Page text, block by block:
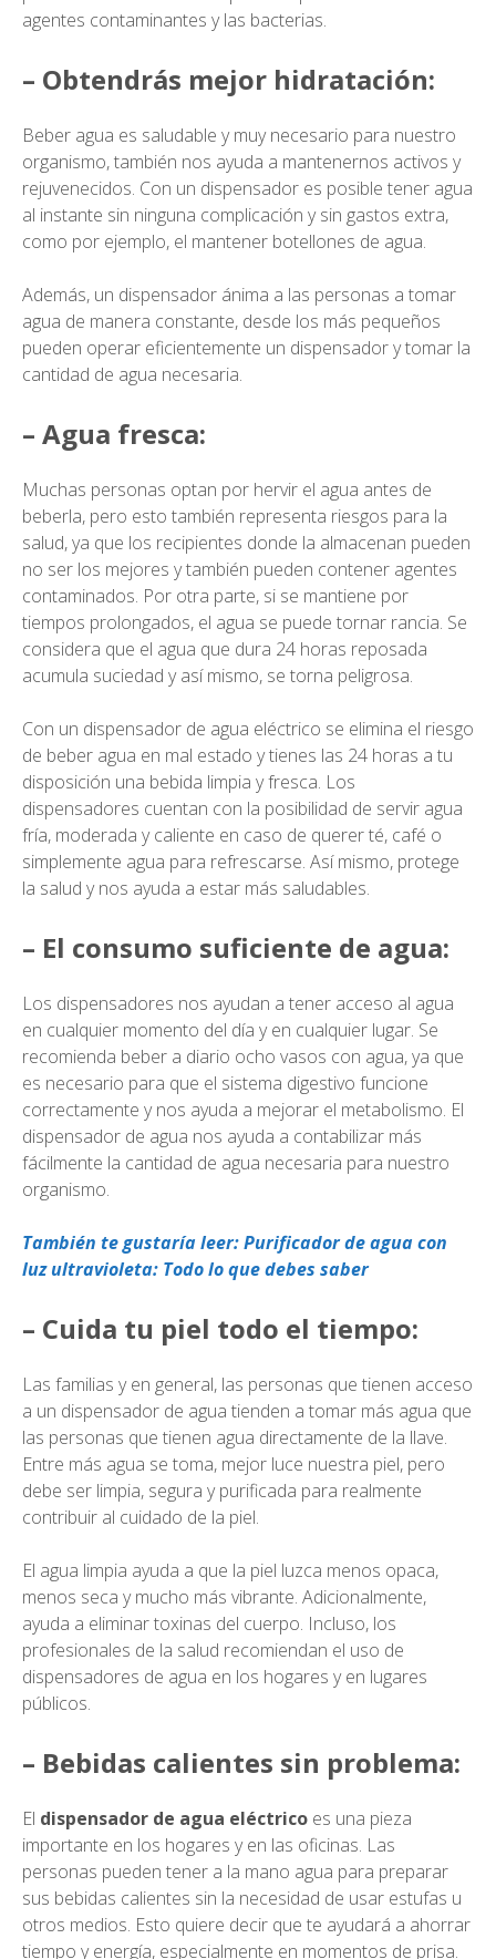
agentes contaminantes y las bacterias.
– Obtendrás mejor hidratación:
Beber agua es saludable y muy necesario para nuestro
organismo, también nos ayuda a mantenernos activos y
rejuvenecidos. Con un dispensador es posible tener agua
al instante sin ninguna complicación y sin gastos extra,
como por ejemplo, el mantener botellones de agua.
Además, un dispensador ánima a las personas a tomar
agua de manera constante, desde los más pequeños
pueden operar eficientemente un dispensador y tomar la
cantidad de agua necesaria.
– Agua fresca:
Muchas personas optan por hervir el agua antes de
beberla, pero esto también representa riesgos para la
salud, ya que los recipientes donde la almacenan pueden
no ser los mejores y también pueden contener agentes
contaminados. Por otra parte, si se mantiene por
tiempos prolongados, el agua se puede tornar rancia. Se
considera que el agua que dura 24 horas reposada
acumula suciedad y así mismo, se torna peligrosa.
Con un dispensador de agua eléctrico se elimina el riesgo
de beber agua en mal estado y tienes las 24 horas a tu
disposición una bebida limpia y fresca. Los
dispensadores cuentan con la posibilidad de servir agua
fría, moderada y caliente en caso de querer té, café o
simplemente agua para refrescarse. Así mismo, protege
la salud y nos ayuda a estar más saludables.
– El consumo suficiente de agua:
Los dispensadores nos ayudan a tener acceso al agua
en cualquier momento del día y en cualquier lugar. Se
recomienda beber a diario ocho vasos con agua, ya que
es necesario para que el sistema digestivo funcione
correctamente y nos ayuda a mejorar el metabolismo. El
dispensador de agua nos ayuda a contabilizar más
fácilmente la cantidad de agua necesaria para nuestro
organismo.
También te gustaría leer: Purificador de agua con
luz ultravioleta: Todo lo que debes saber
– Cuida tu piel todo el tiempo:
Las familias y en general, las personas que tienen acceso
a un dispensador de agua tienden a tomar más agua que
las personas que tienen agua directamente de la llave.
Entre más agua se toma, mejor luce nuestra piel, pero
debe ser limpia, segura y purificada para realmente
contribuir al cuidado de la piel.
El agua limpia ayuda a que la piel luzca menos opaca,
menos seca y mucho más vibrante. Adicionalmente,
ayuda a eliminar toxinas del cuerpo. Incluso, los
profesionales de la salud recomiendan el uso de
dispensadores de agua en los hogares y en lugares
públicos.
– Bebidas calientes sin problema:
El dispensador de agua eléctrico es una pieza
importante en los hogares y en las oficinas. Las
personas pueden tener a la mano agua para preparar
sus bebidas calientes sin la necesidad de usar estufas u
otros medios. Esto quiere decir que te ayudará a ahorrar
tiempo y energía, especialmente en momentos de prisa.